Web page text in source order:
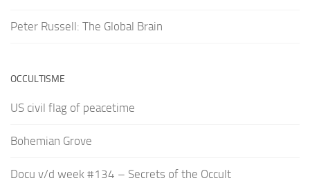
Peter Russell: The Global Brain
OCCULTISME
US civil flag of peacetime
Bohemian Grove
Docu v/d week #134 – Secrets of the Occult